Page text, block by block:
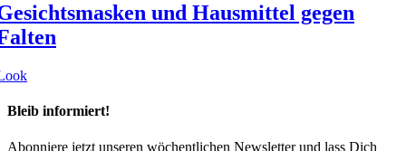
und Hausmittel gegen
Bleib informiert!
Abonniere jetzt unseren wöchentlichen Newsletter und lass Dich